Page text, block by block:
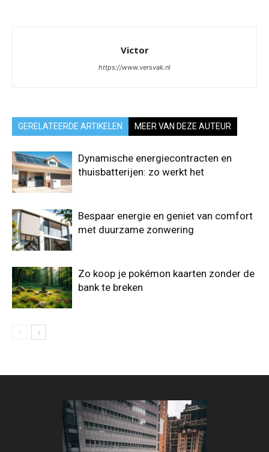
Victor
https://www.versvak.nl
GERELATEERDE ARTIKELEN MEER VAN DEZE AUTEUR
Dynamische energiecontracten en
thuisbatterijen: zo werkt het
Bespaar energie en geniet van comfort
met duurzame zonwering
Zo koop je pokémon kaarten zonder de
bank te breken